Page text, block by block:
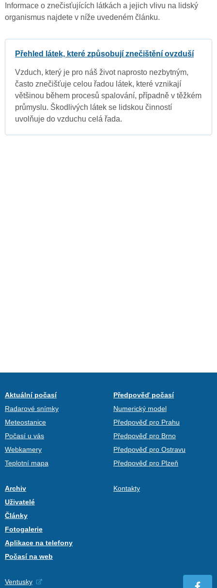
Informace o znečisťujících látkách a jejich vlivu na lidský
organismus najdete v níže uvedeném článku.
Přehled látek, které způsobují znečištění ovzduší
Vzduch, který je pro náš život naprosto nezbytným,
často znečišťuje celou řadou látek, které vznikají
většinou během procesů spalování, případně v těžkém
průmyslu. Škodlivých látek se lidskou činností
uvolňuje do vzduchu celá řada.
Aktuální počasí
Radarové snímky
Meteostanice
Počasí u vás
Webkamery
Teplotní mapa
Předpověď počasí
Numerický model
Předpověď pro Prahu
Předpověď pro Brno
Předpověď pro Ostravu
Předpověď pro Plzeň
Archiv
Uživatelé
Články
Fotogalerie
Aplikace na telefony
Počasí na web
Kontakty
Ventusky